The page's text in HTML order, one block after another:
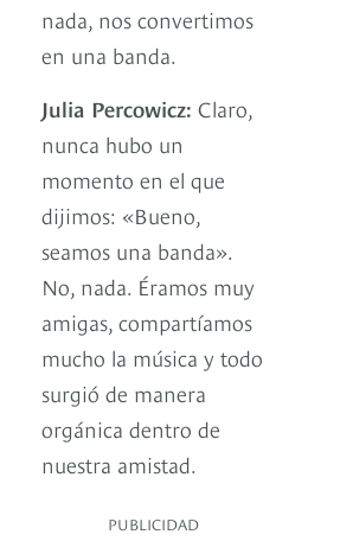
nada, nos convertimos
en una banda.
Julia Percowicz: Claro,
nunca hubo un
momento en el que
dijimos: «Bueno,
seamos una banda».
No, nada. Éramos muy
amigas, compartíamos
mucho la música y todo
surgió de manera
orgánica dentro de
nuestra amistad.
PUBLICIDAD